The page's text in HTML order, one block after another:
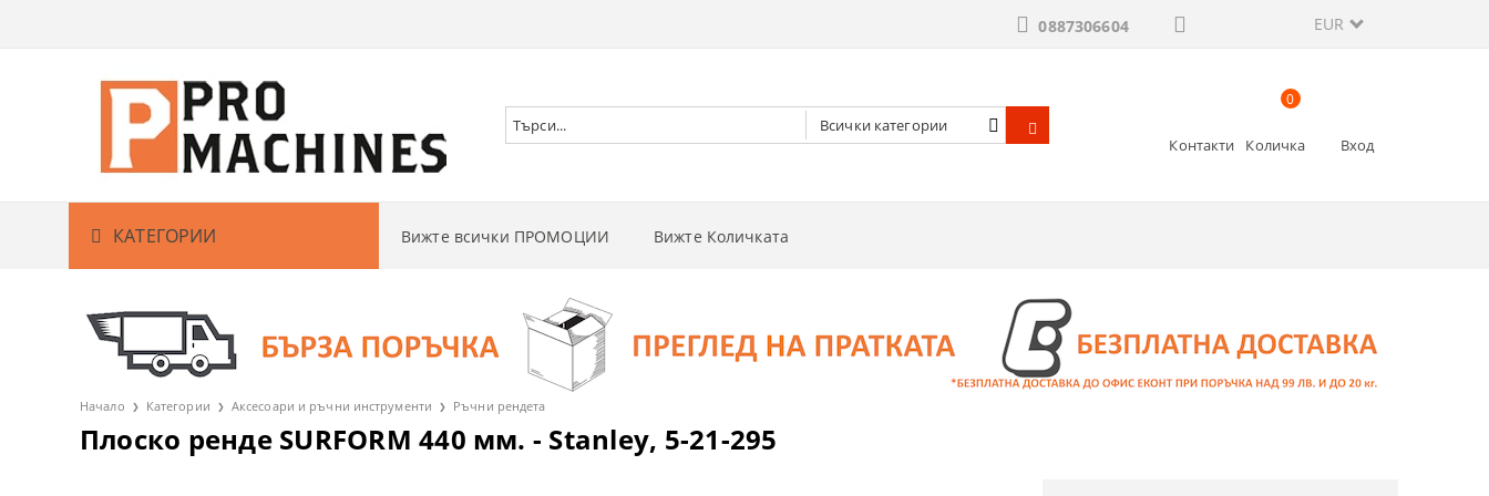
0887306604 EUR
Контакти Количка
0
Вход
КАТЕГОРИИ
АКУМУЛАТОРНИ ВИНТОВЕРТИ
АКУМУЛАТОРНИ ГАЙКОВЕРТИ
АКУМУЛАТОРНИ ОТВЕРТКИ
АКУМУЛАТОРНИ ЦИРКУЛЯРИ
Кабелни машини БОРМАШИНИ
ГАЙКОВЕРТИ
Градина
КОСАЧКИ ЗА ТРЕВА
Измервателни уреди ДЕТЕКТОРИ
Вижте всички ПРОМОЦИИ Вижте Количката
Начало Категории Аксесоари и ръчни инструменти Ръчни рендета
Плоско ренде SURFORM 440 мм. - Stanley, 5-21-295